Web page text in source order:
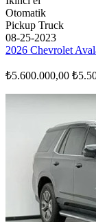
Otomatik
Pickup Truck
08-25-2023
2026 Chevrolet
₺5.600.000,00